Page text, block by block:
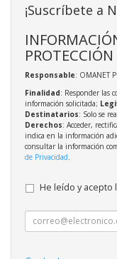
¡Suscríbete a
Responsable: OMANET
Finalidad: Responder las
información solicitada;
Destinatarios: Solo se
Derechos: Acceder,
indica en la información
consultar la información
de Privacidad
He leído y acepto